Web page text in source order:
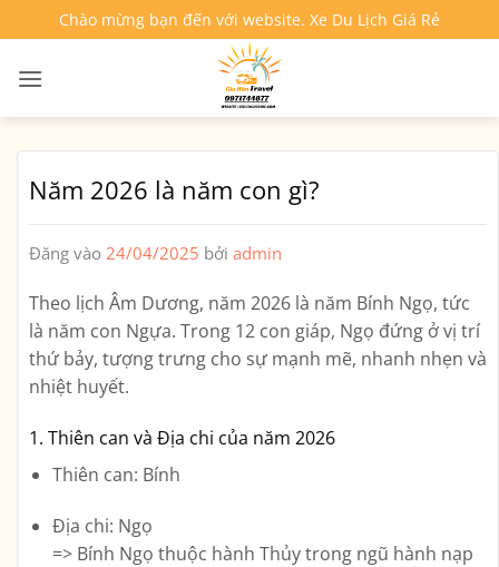
qua
nội
Chào mừng bạn đến với website. Xe Du Lịch Giá Rẻ
Năm 2026 là năm con gì?
Đăng vào 24/04/2025 bởi admin
Theo lịch Âm Dương, năm 2026 là năm Bính Ngọ, tức
là năm con Ngựa. Trong 12 con giáp, Ngọ đứng ở vị trí
thứ bảy, tượng trưng cho sự mạnh mẽ, nhanh nhẹn và
nhiệt huyết.
1. Thiên can và Địa chi của năm 2026
Thiên can: Bính
Địa chi: Ngọ
=> Bính Ngọ thuộc hành Thủytrong ngũ hành nạp